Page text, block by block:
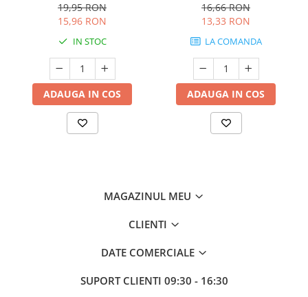
19,95 RON
15,96 RON
IN STOC
ADAUGA IN COS
16,66 RON
13,33 RON
LA COMANDA
ADAUGA IN COS
MAGAZINUL MEU
CLIENTI
DATE COMERCIALE
SUPORT CLIENTI 09:30 - 16:30